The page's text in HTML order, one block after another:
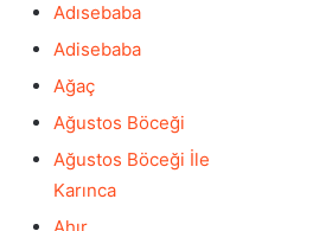
Adısebaba
Adisebaba
Ağaç
Ağustos Böceği
Ağustos Böceği İle
Karınca